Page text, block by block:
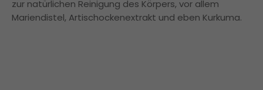
zur natürlichen Reinigung des Körpers, vor allem
Mariendistel, Artischockenextrakt und eben Kurkuma.